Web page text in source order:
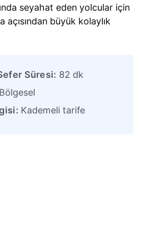
seyahat eden yolcular için
açısından büyük kolaylık
Süresi: 82 dk
Bölgesel
Kademeli tarife